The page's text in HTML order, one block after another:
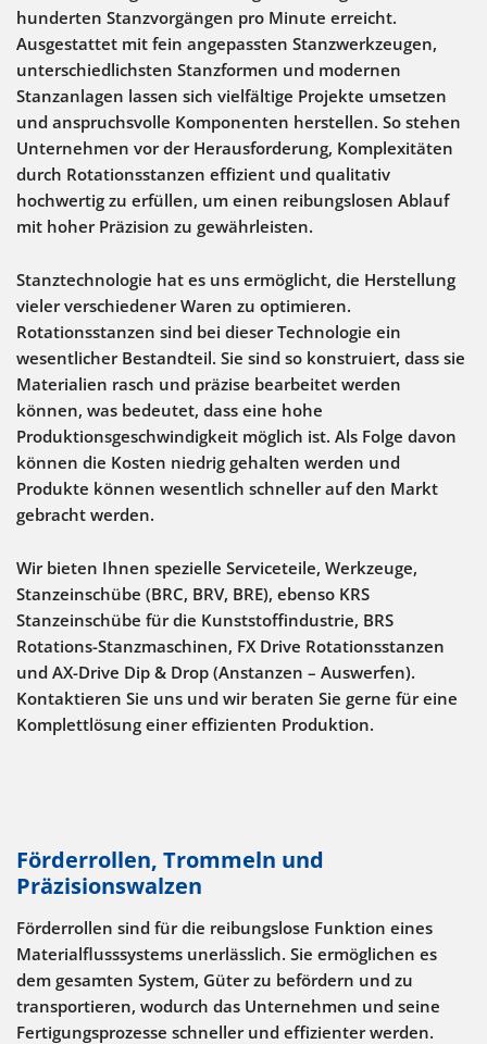
hunderten Stanzvorgängen pro Minute erreicht.
Ausgestattet mit fein angepassten Stanzwerkzeugen,
unterschiedlichsten Stanzformen und modernen
Stanzanlagen lassen sich vielfältige Projekte umsetzen
und anspruchsvolle Komponenten herstellen. So stehen
Unternehmen vor der Herausforderung, Komplexitäten
durch Rotationsstanzen effizient und qualitativ
hochwertig zu erfüllen, um einen reibungslosen Ablauf
mit hoher Präzision zu gewährleisten.
Stanztechnologie hat es uns ermöglicht, die Herstellung
vieler verschiedener Waren zu optimieren.
Rotationsstanzen sind bei dieser Technologie ein
wesentlicher Bestandteil. Sie sind so konstruiert, dass sie
Materialien rasch und präzise bearbeitet werden
können, was bedeutet, dass eine hohe
Produktionsgeschwindigkeit möglich ist. Als Folge davon
können die Kosten niedrig gehalten werden und
Produkte können wesentlich schneller auf den Markt
gebracht werden.
Wir bieten Ihnen spezielle Serviceteile, Werkzeuge,
Stanzeinschübe (BRC, BRV, BRE), ebenso KRS
Stanzeinschübe für die Kunststoffindustrie, BRS
Rotations-Stanzmaschinen, FX Drive Rotationsstanzen
und AX-Drive Dip & Drop (Anstanzen – Auswerfen).
Kontaktieren Sie uns und wir beraten Sie gerne für eine
Komplettlösung einer effizienten Produktion.
Förderrollen, Trommeln und
Präzisionswalzen
Förderrollen sind für die reibungslose Funktion eines
Materialflusssystems unerlässlich. Sie ermöglichen es
dem gesamten System, Güter zu befördern und zu
transportieren, wodurch das Unternehmen und seine
Fertigungsprozesse schneller und effizienter werden.